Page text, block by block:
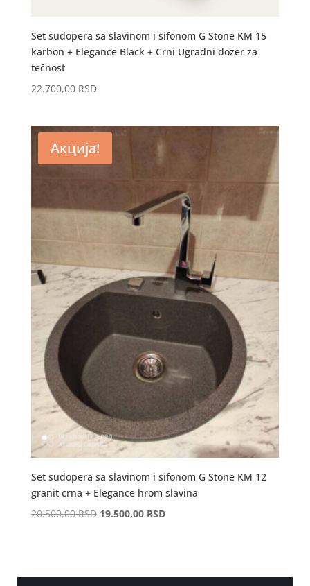
Set sudopera sa slavinom i sifonom G Stone KM 15
karbon + Elegance Black + Crni Ugradni dozer za
tečnost
22.700,00 RSD
Акција!
Set sudopera sa slavinom i sifonom G Stone KM 12
granit crna + Elegance hrom slavina
20.500,00RSD Оригинална
20.500,00 RSD.
19.500,00 RSDТренутна